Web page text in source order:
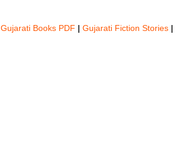
Gujarati Books PDF | Gujarati Fiction Stories |